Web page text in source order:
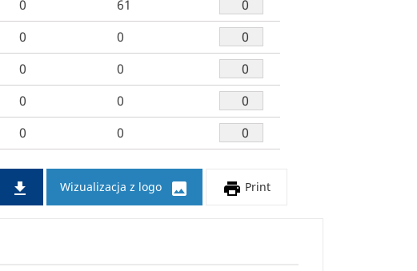
0
61
0
0
0
0
0
0
0 0
 Wizualizacja z logo   Print